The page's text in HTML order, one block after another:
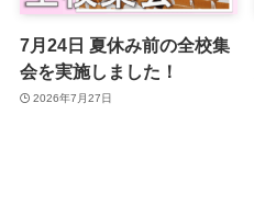
7月24日 夏休み前の全校集
会を実施しました！
2026年7月27日